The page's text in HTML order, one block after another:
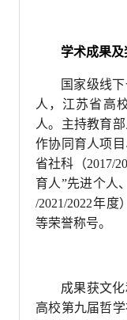
学术成果及
国家级线
人，江苏省高
人。主持教育
作协同育人项
省社科（2017/
育人”先进个人
/2021/2022年
等荣誉称号。
成果获文
高校第九届哲